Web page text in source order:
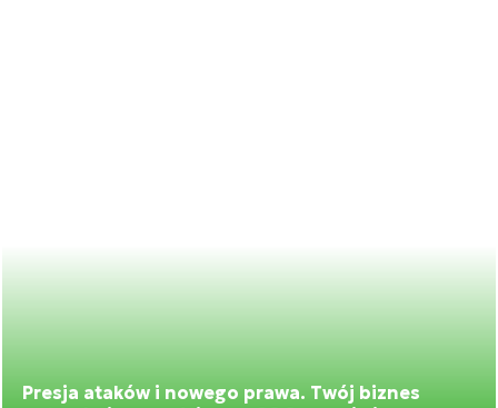
Presja ataków i nowego prawa. Twój biznes